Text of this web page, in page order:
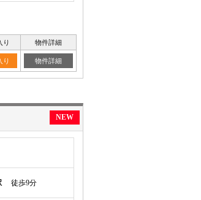
り 物件詳細
り 物件詳細
NEW
徒歩9分